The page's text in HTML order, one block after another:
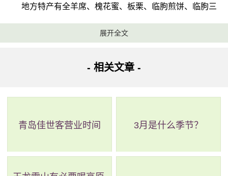
地方特产有全羊席、槐花蜜、板栗、临朐煎饼、临朐三
山峪大山楂、香椿、五井山柿、老龙湾鳟、临朐黑山羊、山
旺大樱桃、红扒羊头等。
展开全文
- 相关文章 -
青岛佳世客营业时间 3月是什么季节？